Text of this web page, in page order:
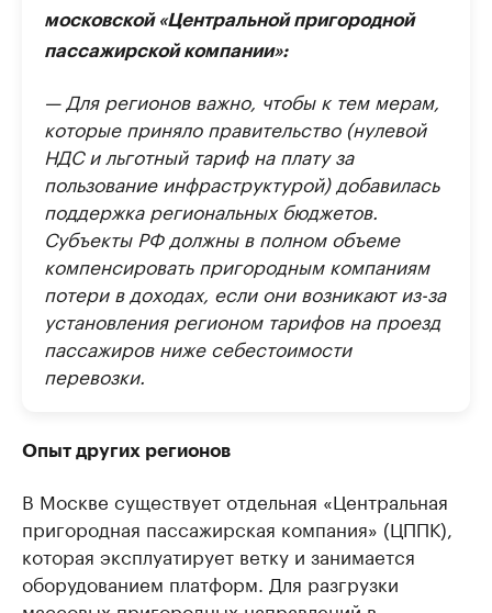
московской «Центральной пригородной
пассажирской компании»:
— Для регионов важно, чтобы к тем мерам,
которые приняло правительство (нулевой
НДС и льготный тариф на плату за
пользование инфраструктурой) добавилась
поддержка региональных бюджетов.
Субъекты РФ должны в полном объеме
компенсировать пригородным компаниям
потери в доходах, если они возникают из-за
установления регионом тарифов на проезд
пассажиров ниже себестоимости
перевозки.
Опыт других регионов
В Москве существует отдельная «Центральная
пригородная пассажирская компания» (ЦППК),
которая эксплуатирует ветку и занимается
оборудованием платформ. Для разгрузки